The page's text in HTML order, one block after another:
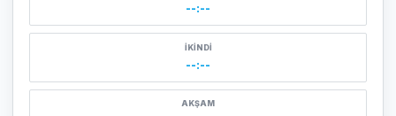
--:--
İKINDI
--:--
AKŞAM